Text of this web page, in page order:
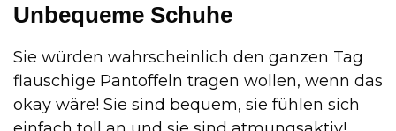
Unbequeme Schuhe
Sie würden wahrscheinlich den ganzen Tag
flauschige Pantoffeln tragen wollen, wenn das
okay wäre! Sie sind bequem, sie fühlen sich